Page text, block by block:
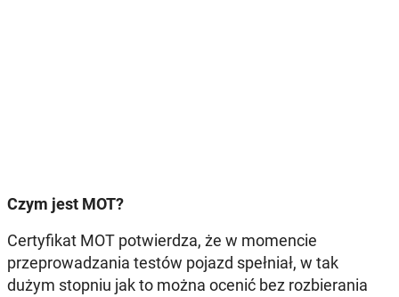
Czym jest MOT?
Certyfikat MOT potwierdza, że w momencie
przeprowadzania testów pojazd spełniał, w tak
dużym stopniu jak to można ocenić bez rozbierania